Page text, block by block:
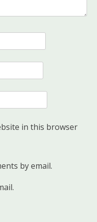
in this browser
by email.